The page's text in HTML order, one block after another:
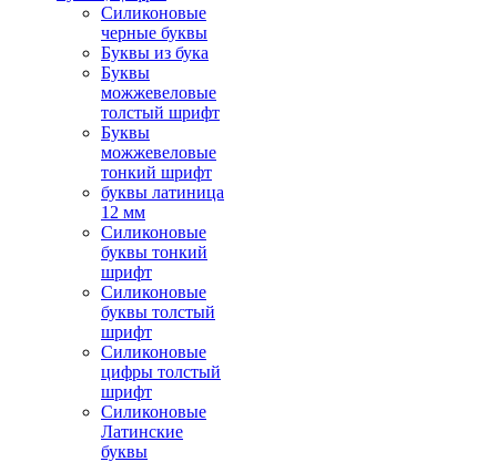
Силиконовые
черные буквы
Буквы из бука
Буквы
можжевеловые
толстый шрифт
Буквы
можжевеловые
тонкий шрифт
буквы латиница
12 мм
Силиконовые
буквы тонкий
шрифт
Силиконовые
буквы толстый
шрифт
Силиконовые
цифры толстый
шрифт
Силиконовые
Латинские
буквы